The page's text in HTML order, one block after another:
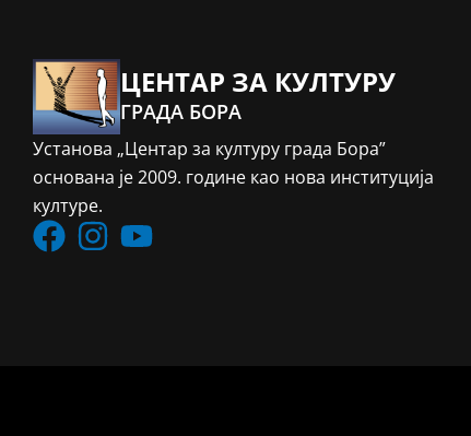
ЦЕНТАР ЗА КУЛТУРУ
ГРАДА БОРА
Установа „Центар за културу града Бора”
основана је 2009. године као нова институција
културе.